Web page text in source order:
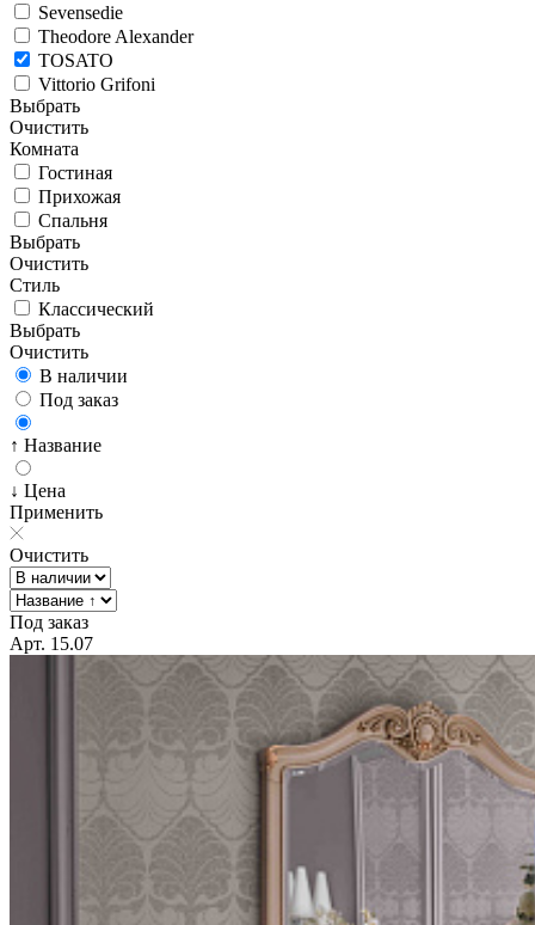
Sevensedie
Theodore Alexander
TOSATO
Vittorio Grifoni
Выбрать
Очистить
Комната
Гостиная
Прихожая
Спальня
Выбрать
Очистить
Стиль
Классический
Выбрать
Очистить
В наличии
Под заказ
↑ Название
↓ Цена
Применить
Очистить
Под заказ
Арт. 15.07